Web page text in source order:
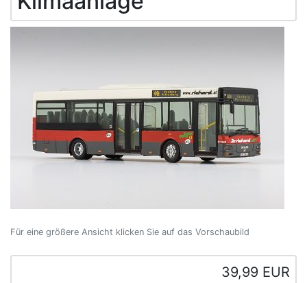
Für eine größere Ansicht klicken Sie auf das Vorschaubild
39,99 EUR